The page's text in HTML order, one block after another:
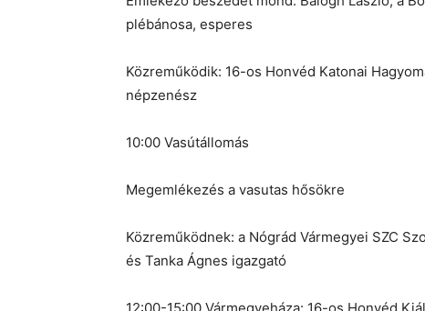
plébánosa, esperes
Közreműködik: 16-os Honvéd Katonai
népzenész
10:00 Vasútállomás
Megemlékezés a vasutas hősökre
Közreműködnek: a Nógrád Vármegyei SZC
és Tanka Ágnes igazgató
12:00-15:00 Vármegyeháza: 16-os Honvéd